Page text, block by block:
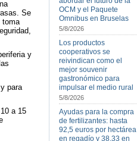
Se
toma
y
para
a 15
OCM y el Paquete
Omnibus en Bruselas
5/8/2026
Los productos
cooperativos se
reivindican como el
mejor souvenir
gastronómico para
impulsar el medio rural
5/8/2026
Ayudas para la compra
de fertilizantes: hasta
92,5 euros por hectárea
en regadío y 38,33 en